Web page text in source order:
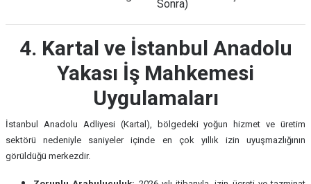
Sonra)
4. Kartal ve İstanbul Anadolu
Yakası İş Mahkemesi
Uygulamaları
İstanbul Anadolu Adliyesi (Kartal), bölgedeki yoğun hizmet ve üretim
sektörü nedeniyle saniyeler içinde en çok yıllık izin uyuşmazlığının
görüldüğü merkezdir.